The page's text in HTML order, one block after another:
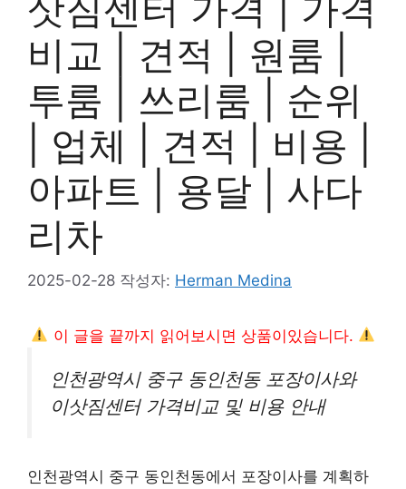
비교 | 견적 | 원룸 |
투룸 | 쓰리룸 | 순위
| 업체 | 견적 | 비용 |
아파트 | 용달 | 사다
리차
2025-02-28 작성자: Herman Medina
이 글을 끝까지 읽어보시면 상품이있습니다.
인천광역시 중구 동인천동 포장이사와
이삿짐센터 가격비교 및 비용 안내
인천광역시 중구 동인천동에서 포장이사를 계획하